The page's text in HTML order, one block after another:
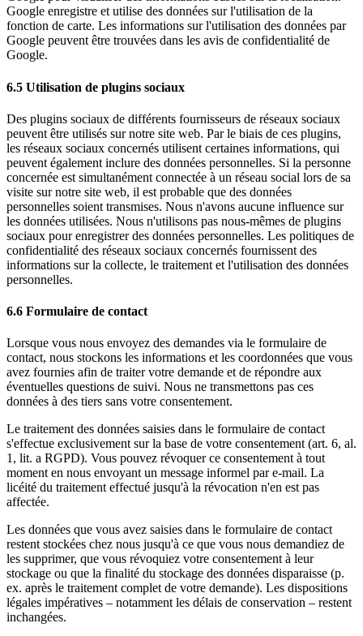
Google enregistre et utilise des données sur l'utilisation de la
fonction de carte. Les informations sur l'utilisation des données par
Google peuvent être trouvées dans les avis de confidentialité de
Google.
6.5 Utilisation de plugins sociaux
Des plugins sociaux de différents fournisseurs de réseaux sociaux
peuvent être utilisés sur notre site web. Par le biais de ces plugins,
les réseaux sociaux concernés utilisent certaines informations, qui
peuvent également inclure des données personnelles. Si la personne
concernée est simultanément connectée à un réseau social lors de sa
visite sur notre site web, il est probable que des données
personnelles soient transmises. Nous n'avons aucune influence sur
les données utilisées. Nous n'utilisons pas nous-mêmes de plugins
sociaux pour enregistrer des données personnelles. Les politiques de
confidentialité des réseaux sociaux concernés fournissent des
informations sur la collecte, le traitement et l'utilisation des données
personnelles.
6.6 Formulaire de contact
Lorsque vous nous envoyez des demandes via le formulaire de
contact, nous stockons les informations et les coordonnées que vous
avez fournies afin de traiter votre demande et de répondre aux
éventuelles questions de suivi. Nous ne transmettons pas ces
données à des tiers sans votre consentement.
Le traitement des données saisies dans le formulaire de contact
s'effectue exclusivement sur la base de votre consentement (art. 6, al.
1, lit. a RGPD). Vous pouvez révoquer ce consentement à tout
moment en nous envoyant un message informel par e-mail. La
licéité du traitement effectué jusqu'à la révocation n'en est pas
affectée.
Les données que vous avez saisies dans le formulaire de contact
restent stockées chez nous jusqu'à ce que vous nous demandiez de
les supprimer, que vous révoquiez votre consentement à leur
stockage ou que la finalité du stockage des données disparaisse (p.
ex. après le traitement complet de votre demande). Les dispositions
légales impératives – notamment les délais de conservation – restent
inchangées.